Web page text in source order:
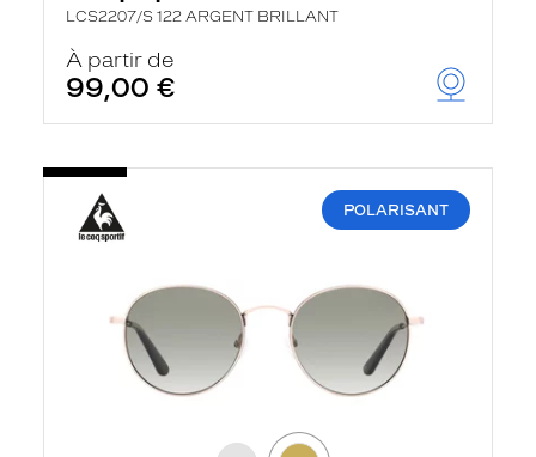
LCS2207/S 122 ARGENT BRILLANT
À partir de
99,00 €
POLARISANT